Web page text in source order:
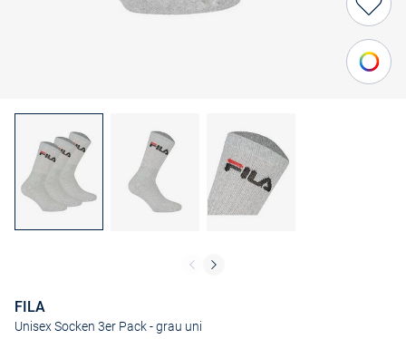
FILA
Unisex Socken 3er Pack- grau uni